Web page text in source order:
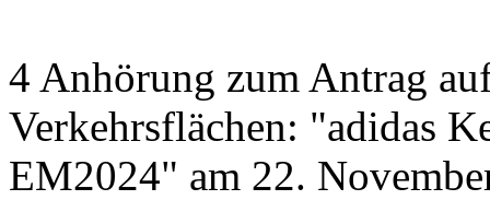
4 Anhörung zum Antrag
Verkehrsflächen: "adidas
EM2024" am 22.